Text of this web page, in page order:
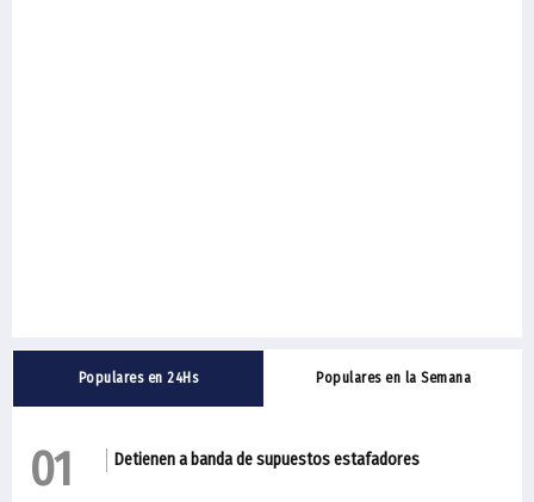
Populares en 24Hs Populares en la Semana
01 Detienen a banda de supuestos estafadores